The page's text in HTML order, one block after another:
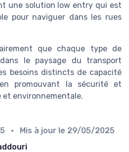
une solution low entry qui est
pour naviguer dans les rues
que chaque type de
le paysage du transport
besoins distincts de capacité
promouvant la sécurité et
et environnementale.
• Mis à jour le 29/05/2025